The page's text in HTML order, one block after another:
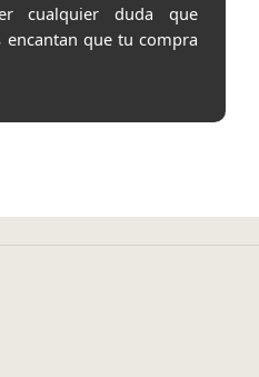
cualquier duda que
encantan que tu compra